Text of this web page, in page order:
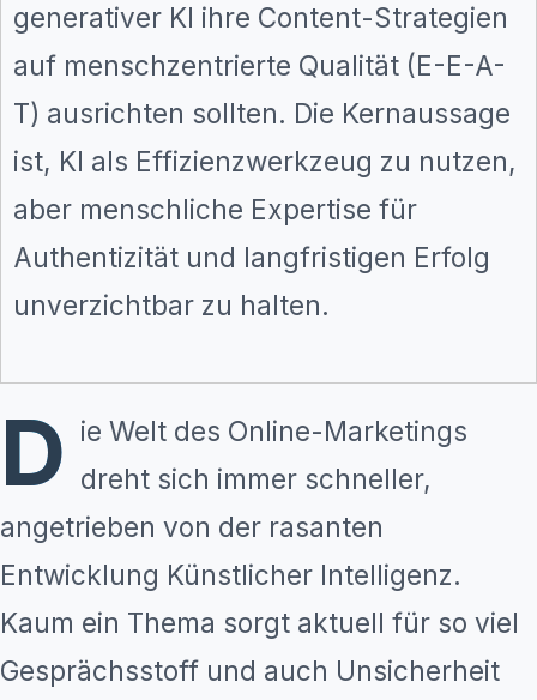
generativer KI ihre Content-Strategien
auf menschzentrierte Qualität (E-E-A-
T) ausrichten sollten. Die Kernaussage
ist, KI als Effizienzwerkzeug zu nutzen,
aber menschliche Expertise für
Authentizität und langfristigen Erfolg
unverzichtbar zu halten.
D ie Welt des Online-Marketings
dreht sich immer schneller,
angetrieben von der rasanten
Entwicklung Künstlicher Intelligenz.
Kaum ein Thema sorgt aktuell für so viel
Gesprächsstoff und auch Unsicherheit